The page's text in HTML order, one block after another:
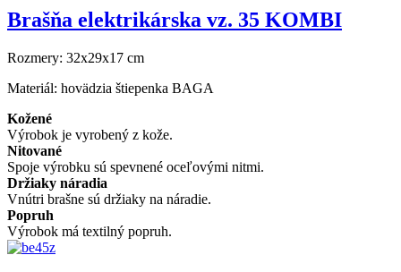
Brašňa elektrikárska vz. 35 KOMBI
Rozmery: 32x29x17 cm
Materiál: hovädzia štiepenka BAGA
Kožené
Výrobok je vyrobený z kože.
Nitované
Spoje výrobku sú spevnené oceľovými nitmi.
Držiaky náradia
Vnútri brašne sú držiaky na náradie.
Popruh
Výrobok má textilný popruh.